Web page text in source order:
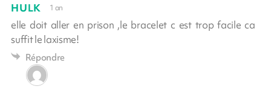
HULK 1 an
elle doit aller en prison ,le bracelet c est trop facile ca
suffit le laxisme!
Répondre